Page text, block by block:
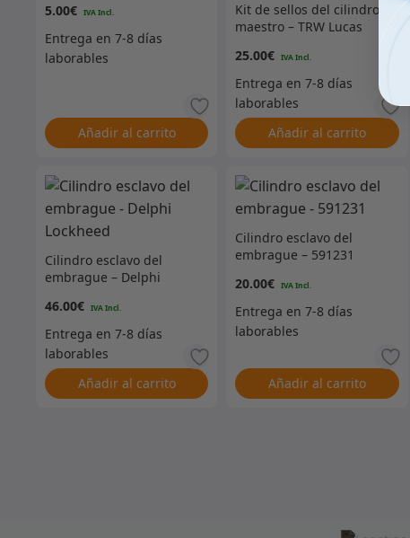
5.00€
Añadir al carrito
Kit de sellos del cilindro
maestro – TRW Lucas
25.00€
Añadir al carrito
Cilindro esclavo del
embrague – Delphi
46.00€
Añadir al carrito
Cilindro esclavo del
embrague – 591231
20.00€
Añadir al carrito